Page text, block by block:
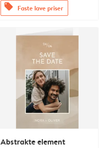
offers Faste lave priser
Abstrakte element